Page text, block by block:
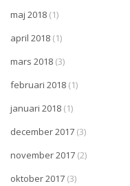
maj 2018 (1)
april 2018 (1)
mars 2018 (3)
februari 2018 (1)
januari 2018 (1)
december 2017 (3)
november 2017 (2)
oktober 2017 (3)